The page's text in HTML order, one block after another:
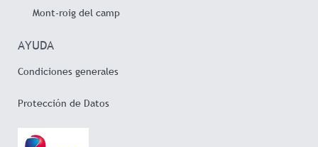
Mont-roig del camp
AYUDA
Condiciones generales
Protección de Datos